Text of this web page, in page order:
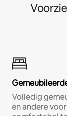
Volledig
en andere